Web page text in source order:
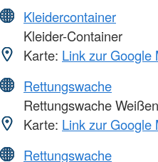
Kleidercontainer
Kleider-Container
Karte: Link zur Google
Rettungswache
Rettungswache
Karte: Link zur Google
Rettungswache